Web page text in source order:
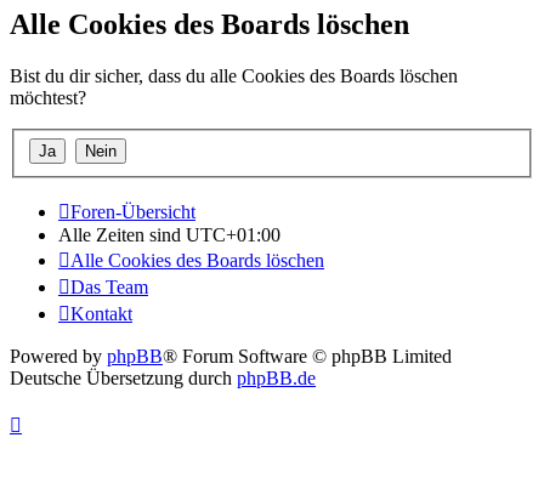
Alle Cookies des Boards löschen
Bist du dir sicher, dass du alle Cookies des Boards löschen
möchtest?
Foren-Übersicht
Alle Zeiten sind UTC+01:00
Alle Cookies des Boards löschen
Das Team
Kontakt
Powered by phpBB® Forum Software © phpBB Limited
Deutsche Übersetzung durch phpBB.de